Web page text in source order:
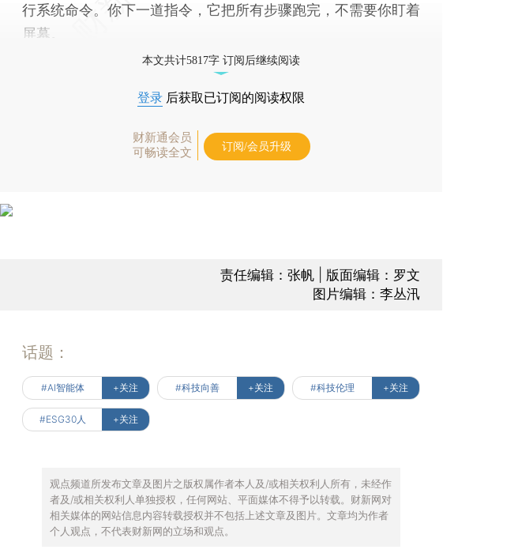
行系统命令。你下一道指令，它把所有步骤跑完，不需要你盯着
屏幕。
本文共计5817字 订阅后继续阅读
登录 后获取已订阅的阅读权限
财新通会员
可畅读全文
订阅/会员升级
责任编辑：张帆 | 版面编辑：罗文
图片编辑：李丛汛
话题：
#AI智能体 +关注 #科技向善 +关注 #科技伦理 +关注
#ESG30人 +关注
观点频道所发布文章及图片之版权属作者本人及/或相关权利人所有，未经作
者及/或相关权利人单独授权，任何网站、平面媒体不得予以转载。财新网对
相关媒体的网站信息内容转载授权并不包括上述文章及图片。文章均为作者
个人观点，不代表财新网的立场和观点。